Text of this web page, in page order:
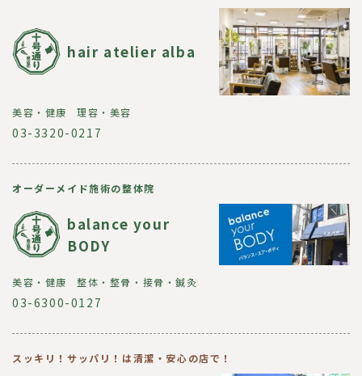
hair atelier alba
美容・健康 理容・美容
03-3320-0217
オーダーメイド施術の整体院
balance your
BODY
美容・健康 整体・整骨・接骨・鍼灸
03-6300-0127
スッキリ！サッパリ！は清潔・安心の店で！